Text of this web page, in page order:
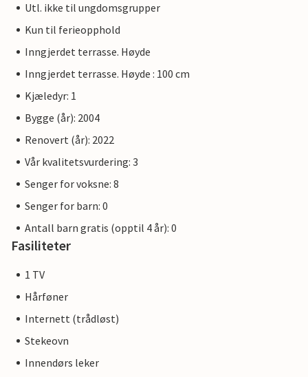
Utl. ikke til ungdomsgrupper
Kun til ferieopphold
Inngjerdet terrasse. Høyde
Inngjerdet terrasse. Høyde : 100 cm
Kjæledyr: 1
Bygge (år): 2004
Renovert (år): 2022
Vår kvalitetsvurdering: 3
Senger for voksne: 8
Senger for barn: 0
Antall barn gratis (opptil 4 år): 0
Fasiliteter
1 TV
Hårføner
Internett (trådløst)
Stekeovn
Innendørs leker